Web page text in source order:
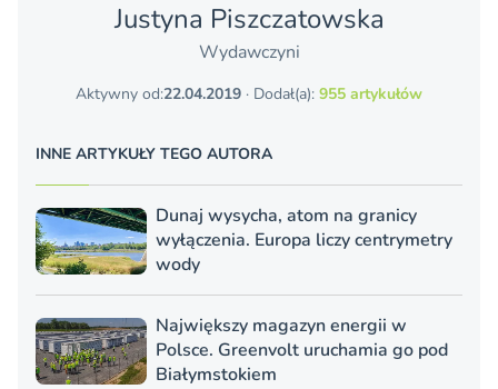
Justyna Piszczatowska
Wydawczyni
Aktywny od:22.04.2019 · Dodał(a): 955 artykułów
INNE ARTYKUŁY TEGO AUTORA
Dunaj wysycha, atom na granicy
wyłączenia. Europa liczy centrymetry
wody
Największy magazyn energii w
Polsce. Greenvolt uruchamia go pod
Białymstokiem